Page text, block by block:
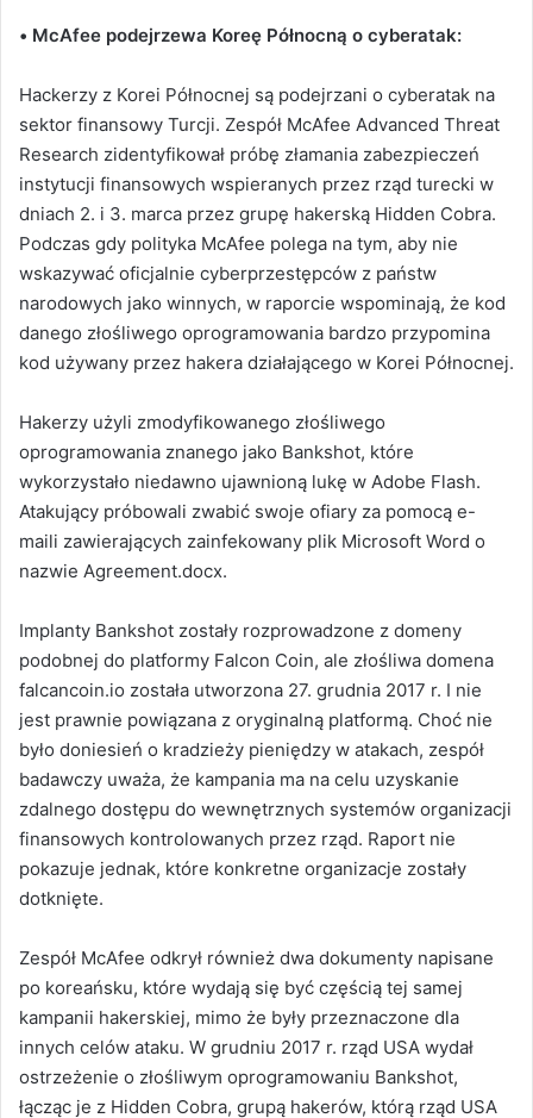
• McAfee podejrzewa Koreę Północną o cyberatak:
Hackerzy z Korei Północnej są podejrzani o cyberatak na
sektor finansowy Turcji. Zespół McAfee Advanced Threat
Research zidentyfikował próbę złamania zabezpieczeń
instytucji finansowych wspieranych przez rząd turecki w
dniach 2. i 3. marca przez grupę hakerską Hidden Cobra.
Podczas gdy polityka McAfee polega na tym, aby nie
wskazywać oficjalnie cyberprzestępców z państw
narodowych jako winnych, w raporcie wspominają, że kod
danego złośliwego oprogramowania bardzo przypomina
kod używany przez hakera działającego w Korei Północnej.
Hakerzy użyli zmodyfikowanego złośliwego
oprogramowania znanego jako Bankshot, które
wykorzystało niedawno ujawnioną lukę w Adobe Flash.
Atakujący próbowali zwabić swoje ofiary za pomocą e-
maili zawierających zainfekowany plik Microsoft Word o
nazwie Agreement.docx.
Implanty Bankshot zostały rozprowadzone z domeny
podobnej do platformy Falcon Coin, ale złośliwa domena
falcancoin.io została utworzona 27. grudnia 2017 r. I nie
jest prawnie powiązana z oryginalną platformą. Choć nie
było doniesień o kradzieży pieniędzy w atakach, zespół
badawczy uważa, że kampania ma na celu uzyskanie
zdalnego dostępu do wewnętrznych systemów organizacji
finansowych kontrolowanych przez rząd. Raport nie
pokazuje jednak, które konkretne organizacje zostały
dotknięte.
Zespół McAfee odkrył również dwa dokumenty napisane
po koreańsku, które wydają się być częścią tej samej
kampanii hakerskiej, mimo że były przeznaczone dla
innych celów ataku. W grudniu 2017 r. rząd USA wydał
ostrzeżenie o złośliwym oprogramowaniu Bankshot,
łącząc je z Hidden Cobra, grupą hakerów, którą rząd USA